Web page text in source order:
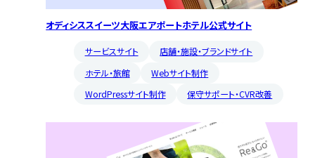
オディシススイーツ大阪エアポートホテル公式サイト
サービスサイト
店舗・施設・ブランドサイト
ホテル・旅館
Webサイト制作
WordPressサイト制作
保守サポート・CVR改善